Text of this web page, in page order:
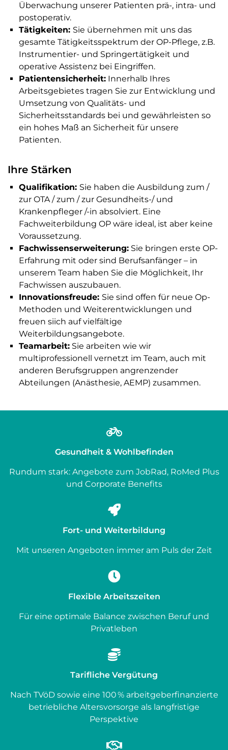
Überwachung unserer Patienten prä-, intra- und
postoperativ.
Tätigkeiten: Sie übernehmen mit uns das
gesamte Tätigkeitsspektrum der OP-Pflege, z.B.
Instrumentier- und Springertätigkeit und
operative Assistenz bei Eingriffen.
Patientensicherheit: Innerhalb Ihres
Arbeitsgebietes tragen Sie zur Entwicklung und
Umsetzung von Qualitäts- und
Sicherheitsstandards bei und gewährleisten so
ein hohes Maß an Sicherheit für unsere
Patienten.
Ihre Stärken
Qualifikation: Sie haben die Ausbildung zum /
zur OTA / zum / zur Gesundheits-/ und
Krankenpfleger /-in absolviert. Eine
Fachweiterbildung OP wäre ideal, ist aber keine
Voraussetzung.
Fachwissenserweiterung: Sie bringen erste OP-
Erfahrung mit oder sind Berufsanfänger – in
unserem Team haben Sie die Möglichkeit, Ihr
Fachwissen auszubauen.
Innovationsfreude: Sie sind offen für neue Op-
Methoden und Weiterentwicklungen und
freuen siich auf vielfältige
Weiterbildungsangebote.
Teamarbeit: Sie arbeiten wie wir
multiprofessionell vernetzt im Team, auch mit
anderen Berufsgruppen angrenzender
Abteilungen (Anästhesie, AEMP) zusammen.
Gesundheit & Wohlbefinden
Rundum stark: Angebote zum JobRad, RoMed Plus
und Corporate Benefits
Fort- und Weiterbildung
Mit unseren Angeboten immer am Puls der Zeit
Flexible Arbeitszeiten
Für eine optimale Balance zwischen Beruf und
Privatleben
Tarifliche Vergütung
Nach TVöD sowie eine 100 % arbeitgeberfinanzierte
betriebliche Altersvorsorge als langfristige
Perspektive